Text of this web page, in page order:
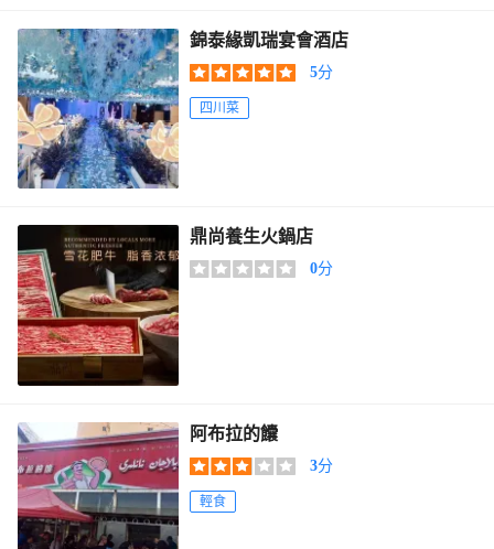
錦泰緣凱瑞宴會酒店
5分
四川菜
鼎尚養生火鍋店
0分
阿布拉的饢
3分
輕食